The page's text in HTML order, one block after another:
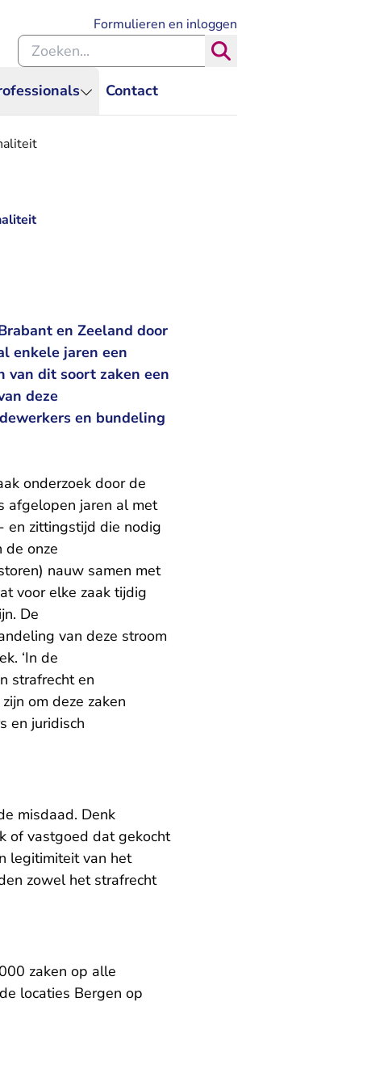
Contact
Formulieren en inloggen
Zoeken binnen de Rechtspraak
en Zeeland door
enkele jaren een
van dit soort zaken een
deze
en bundeling
onderzoek door de
afgelopen jaren al met
en zittingstijd die nodig
de onze
nauw samen met
voor elke zaak tijdig
De
van deze stroom
‘In de
strafrecht en
om deze zaken
en juridisch
misdaad. Denk
of vastgoed dat gekocht
legitimiteit van het
zowel het strafrecht
zaken op alle
locaties Bergen op